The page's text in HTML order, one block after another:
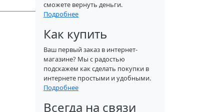
сможете вернуть деньги.
Подробнее
Как купить
Ваш первый заказ в интернет-
магазине? Мы с радостью
подскажем как сделать покупки в
интернете простыми и удобными.
Подробнее
Всегда на связи